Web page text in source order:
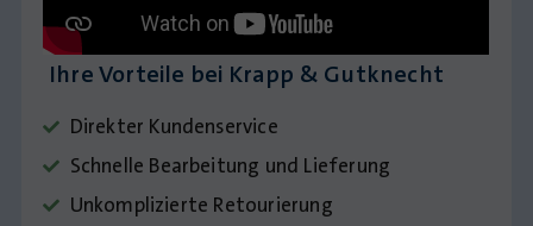
Ihre Vorteile bei Krapp & Gutknecht
Direkter Kundenservice
Schnelle Bearbeitung und Lieferung
Unkomplizierte Retourierung